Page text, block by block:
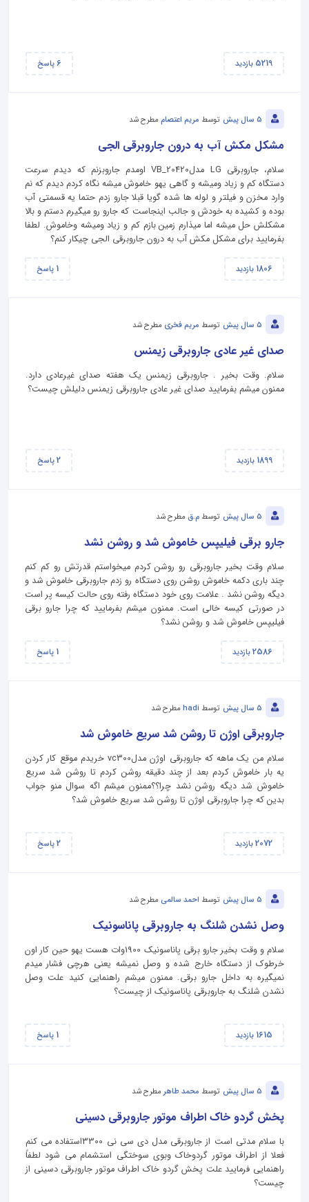
5219 بازدید 6پاسخ
5 سال پیش توسط مریم اعتصام مطرح شد
مشکل مکش آب به درون جاروبرقی الجی
سلام، جاروبرقی LG مدلVB_20420 اومدم جاروبزنم که دیدم سرعت
دستگاه کم و زیاد ومیشه و گاهی یهو خاموش میشه نگاه کردم دیدم که نم
وارد مخزن و فیلتر و لوله ها شده گویا قبلا جارو زدم حتما یه قسمتی آب
بوده و کشیده به خودش و جالب اینجاست که جارو رو میگیرم دستم و بالا
مشکلش حل میشه اما میذارم زمین بازم کم و زیاد ومیشه وخاموش. لطفا
بفرمایید برای مشکل مکش آب به درون جاروبرقی الجی چیکار کنم؟
1806 بازدید 1 پاسخ
5 سال پیش توسط مریم فخری مطرح شد
صدای غیر عادی جاروبرقی زیمنس
سلام. وقت بخیر . جاروبرقی زیمنس یک هفته صدای غیرعادی دارد.
ممنون میشم بفرمایید صدای غیر عادی جاروبرقی زیمنس دلیلش چیست؟
1899 بازدید 2پاسخ
5 سال پیش توسط م.ق مطرح شد
جارو برقی فیلیپس خاموش شد و روشن نشد
سلام وقت بخیر جاروبرقی رو روشن کردم میخواستم قدرتش رو کم کنم
چند باری دکمه خاموش روشن روی دستگاه رو زدم جاروبرقی خاموش شد و
دیگه روشن نشد . علامت روی خود دستگاه رفته روی حالت کیسه پر است
در صورتی کیسه خالی است. ممنون میشم بفرمایید که چرا جارو برقی
فیلیپس خاموش شد و روشن نشد؟
2586بازدید 1 پاسخ
5 سال پیش توسط hadi مطرح شد
جاروبرقی اوژن تا روشن شد سریع خاموش شد
سلام من یک ماهه که جاروبرقی اوژن مدلvc300 خریدم موقع کار کردن
یه بار خاموش کردم بعد از چند دقیقه روشن کردم تا روشن شد سریع
خاموش شد دیگه روشن نشد چرا؟؟ممنون میشم اگه سوال منو جواب
بدین که چرا جاروبرقی اوژن تا روشن شد سریع خاموش شد؟
2072بازدید 2پاسخ
5 سال پیش توسط احمد سالمی مطرح شد
وصل نشدن شلنگ به جاروبرقی پاناسونیک
سلام و وقت بخیر جارو برقی پاناسونیک 1900وات هست یهو حین کار اون
خرطوک از دستگاه خارج شده و وصل نمیشه یعنی هرچی فشار میدم
نمیگیره به داخل جارو برقی. ممنون میشم راهنمایی کنید علت وصل
نشدن شلنگ به جاروبرقی پاناسونیک از چیست؟
1615 بازدید 1 پاسخ
5 سال پیش توسط محمد طاهر مطرح شد
پخش گردو خاک اطراف موتور جاروبرقی دسینی
با سلام مدتی است از جاروبرقی مدل دی سی نی 3300استفاده می کنم
فعلا از اطراف موتور گردوخاک وبوی سوختگی استشمام می شود لطفاً
راهنمایی فرمایید علت پخش گردو خاک اطراف موتور جاروبرقی دسینی از
چیست؟